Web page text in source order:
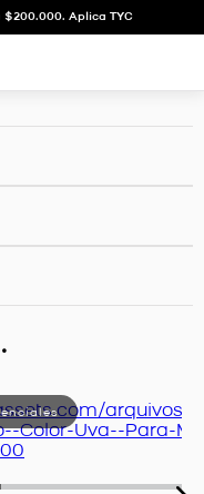
$200.000. Aplica TYC